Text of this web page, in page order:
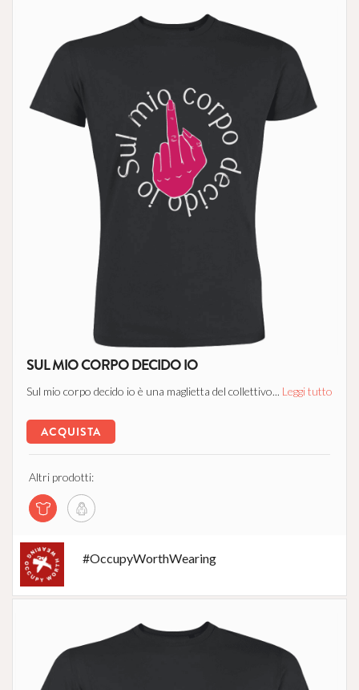
SUL MIO CORPO DECIDO IO
Sul mio corpo decido io è una maglietta del collettivo... Leggi tutto
ACQUISTA
Altri prodotti:
#OccupyWorthWearing